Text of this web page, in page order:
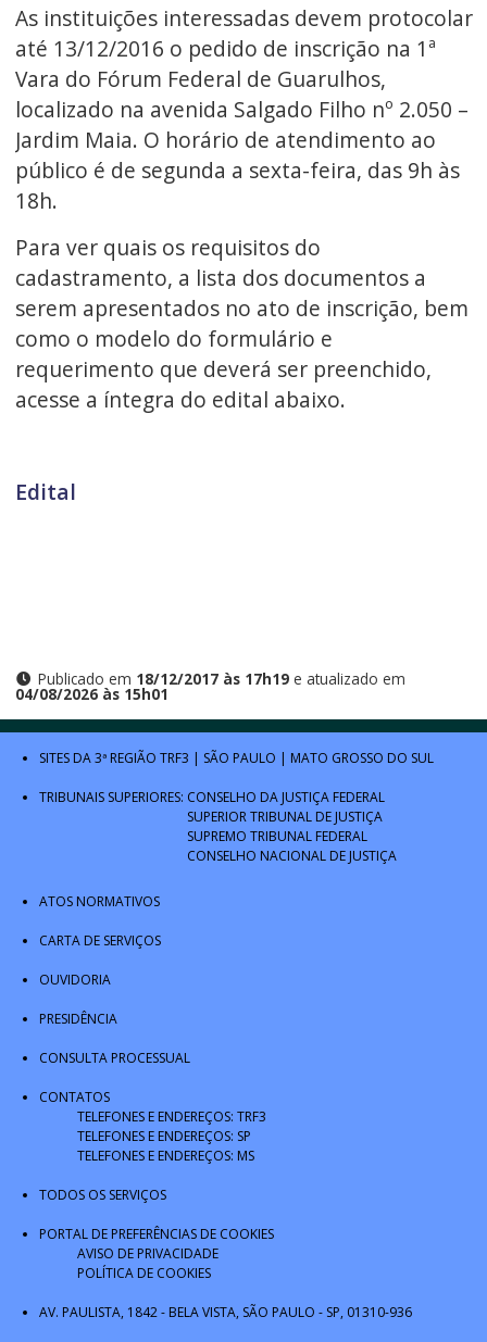
As instituições interessadas devem protocolar
até 13/12/2016 o pedido de inscrição na 1ª
Vara do Fórum Federal de Guarulhos,
localizado na avenida Salgado Filho nº 2.050 –
Jardim Maia. O horário de atendimento ao
público é de segunda a sexta-feira, das 9h às
18h.
Para ver quais os requisitos do
cadastramento, a lista dos documentos a
serem apresentados no ato de inscrição, bem
como o modelo do formulário e
requerimento que deverá ser preenchido,
acesse a íntegra do edital abaixo.
Edital
Publicado em 18/12/2017 às 17h19e atualizado em
04/08/2026 às 15h01
SITES DA 3ª REGIÃO TRF3 SÃO PAULO MATO GROSSO DO SUL
TRIBUNAIS SUPERIORES: CONSELHO DA JUSTIÇA FEDERAL
SUPERIOR TRIBUNAL DE JUSTIÇA
SUPREMO TRIBUNAL FEDERAL
CONSELHO NACIONAL DE JUSTIÇA
ATOS NORMATIVOS
CARTA DE SERVIÇOS
OUVIDORIA
PRESIDÊNCIA
CONSULTA PROCESSUAL
CONTATOS
TELEFONES E ENDEREÇOS: TRF3
TELEFONES E ENDEREÇOS: SP
TELEFONES E ENDEREÇOS: MS
TODOS OS SERVIÇOS
PORTAL DE PREFERÊNCIAS DE COOKIES
AVISO DE PRIVACIDADE
POLÍTICA DE COOKIES
AV. PAULISTA, 1842 - BELA VISTA, SÃO PAULO - SP, 01310-936